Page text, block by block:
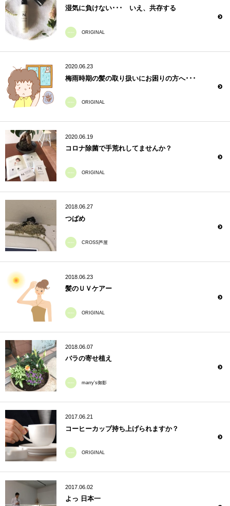
湿気に負けない･･･ いえ、共存する
ORIGINAL
2020.06.23
梅雨時期の髪の取り扱いにお困りの方へ･･･
ORIGINAL
2020.06.19
コロナ除菌で手荒れしてませんか？
ORIGINAL
2018.06.27
つばめ
CROSS芦屋
2018.06.23
髪のＵＶケアー
ORIGINAL
2018.06.07
バラの寄せ植え
marry's御影
2017.06.21
コーヒーカップ持ち上げられますか？
ORIGINAL
2017.06.02
よっ 日本一